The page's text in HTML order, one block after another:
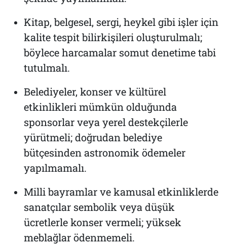
Kitap, belgesel, sergi, heykel gibi işler için
kalite tespit bilirkişileri oluşturulmalı;
böylece harcamalar somut denetime tabi
tutulmalı.
Belediyeler, konser ve kültürel
etkinlikleri mümkün olduğunda
sponsorlar veya yerel destekçilerle
yürütmeli; doğrudan belediye
bütçesinden astronomik ödemeler
yapılmamalı.
Milli bayramlar ve kamusal etkinliklerde
sanatçılar sembolik veya düşük
ücretlerle konser vermeli; yüksek
meblağlar ödenmemeli.